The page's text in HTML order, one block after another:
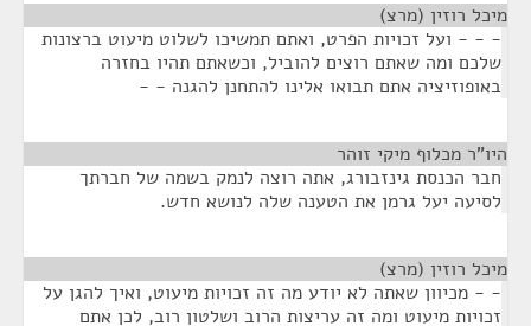
מיכל רוזין (מרצ)
- - - ועל זכויות הפרט, ואתם תמשיכו לשלוט מיעוט ברצונות
שלכם ומה שאתם רוצים להוביל, וכשאתם תהיו בחזרה
באופוזיציה אתם תבואו אלינו להתחנן להגנה - -
היו"ר מכלוף מיקי זוהר
חבר הכנסת גינזבורג, אתה רוצה לנמק בשמה של חברתך
לסיעה יעל גרמן את הטענה שלה לנושא חדש.
מיכל רוזין (מרצ)
- - מכיוון שאתה לא יודע מה זה זכויות מיעוט, ואיך להגן על
זכויות מיעוט ומה זה עריצות הרוב ושלטון רוב, לכן אתם